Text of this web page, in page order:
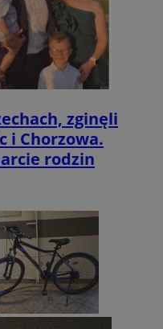
zginęli
i Chorzowa.
rodzin